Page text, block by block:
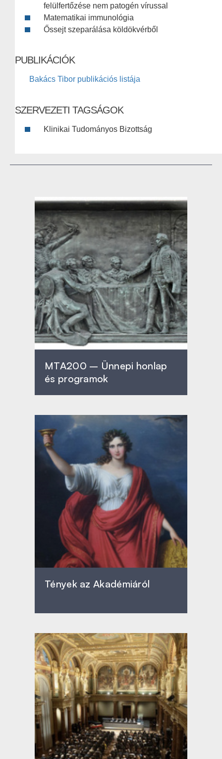
felülfertőzése nem patogén vírussal
Matematikai immunológia
Őssejt szeparálása köldökvérből
PUBLIKÁCIÓK
Bakács Tibor publikációs listája
SZERVEZETI TAGSÁGOK
Klinikai Tudományos Bizottság
MTA200 – Ünnepi honlap
és programok
Tények az Akadémiáról